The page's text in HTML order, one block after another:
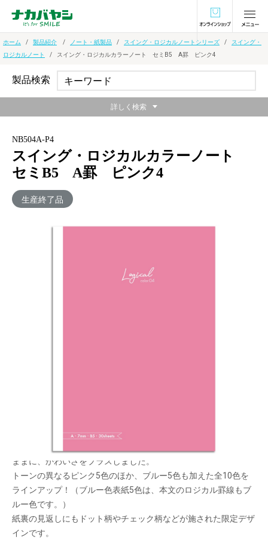
オンラインショ
ホーム 製品紹介 ノート・紙製品 スイング・ロジカルノートシリーズ
スイング・
ロジカルノート
スイング・ロジカルカラーノート セミB5 A罫 ピンク4
NB504A-P4
スイング・ロジカルカラーノート
セミB5 A罫 ピンク4
生産終了品
ピンクのロジカル罫線を本文に採用した「スイング・ロジカルカ
ままに、かわいさをプラスしました。
トーンの異なるピンク5色のほか、ブルー5色も加えた全10色を
ラインアップ！（ブルー色表紙5色は、本文のロジカル罫線もブ
ルー色です。）
紙裏の見返しにもドット柄やチェック柄などが施された限定デザ
インです。
製品検索
詳しく検索